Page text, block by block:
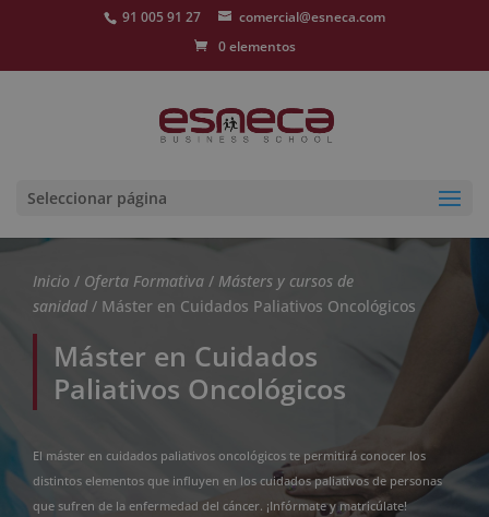
91 005 91 27
comercial@esneca.com
0 elementos
Seleccionar página
Inicio / Oferta Formativa / Másters y cursos de
sanidad / Máster en Cuidados Paliativos Oncológicos
Máster en Cuidados
Paliativos Oncológicos
El máster en cuidados paliativos oncológicos te permitirá conocer los
distintos elementos que influyen en los cuidados paliativos de personas
que sufren de la enfermedad del cáncer. ¡Infórmate y matricúlate!